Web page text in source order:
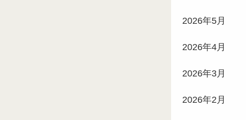
2026年5月
2026年4月
2026年3月
2026年2月